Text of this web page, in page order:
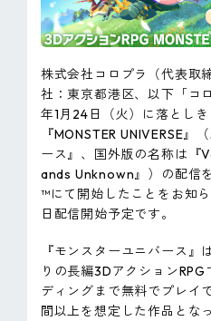
EN
株式会社コロプラ（代表取
社：東京都港区、以下「コ
年1月24日（火）に落とし
『MONSTER UNIVERSE』
ース』、国外版の名称は
ands Unknown』）の配信
™にて開始したことをお知
日配信開始予定です。
『モンスターユニバース』
りの長編3Dアクション
ディングまで無料でプレイ
間以上を想定した作品とな